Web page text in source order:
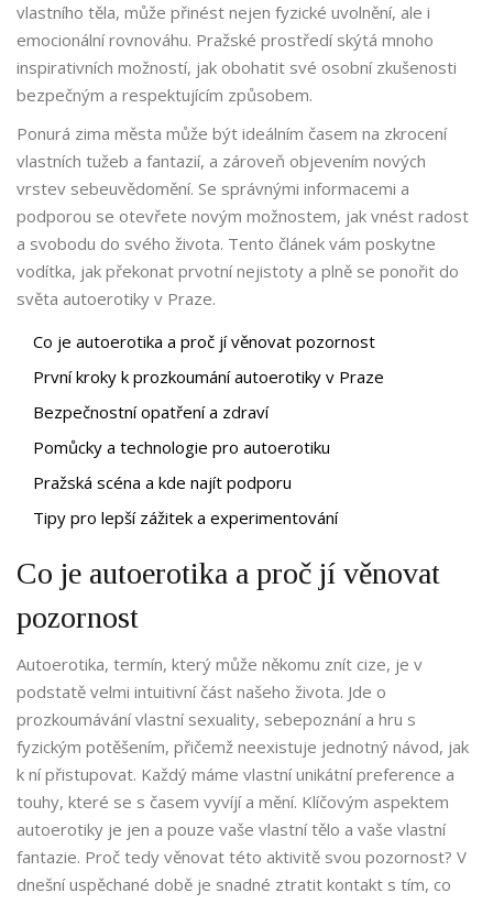
vlastního těla, může přinést nejen fyzické uvolnění, ale i
emocionální rovnováhu. Pražské prostředí skýtá mnoho
inspirativních možností, jak obohatit své osobní zkušenosti
bezpečným a respektujícím způsobem.
Ponurá zima města může být ideálním časem na zkrocení
vlastních tužeb a fantazií, a zároveň objevením nových
vrstev sebeuvědomění. Se správnými informacemi a
podporou se otevřete novým možnostem, jak vnést radost
a svobodu do svého života. Tento článek vám poskytne
vodítka, jak překonat prvotní nejistoty a plně se ponořit do
světa autoerotiky v Praze.
Co je autoerotika a proč jí věnovat pozornost
První kroky k prozkoumání autoerotiky v Praze
Bezpečnostní opatření a zdraví
Pomůcky a technologie pro autoerotiku
Pražská scéna a kde najít podporu
Tipy pro lepší zážitek a experimentování
Co je autoerotika a proč jí věnovat
pozornost
Autoerotika, termín, který může někomu znít cize, je v
podstatě velmi intuitivní část našeho života. Jde o
prozkoumávání vlastní sexuality, sebepoznání a hru s
fyzickým potěšením, přičemž neexistuje jednotný návod, jak
k ní přistupovat. Každý máme vlastní unikátní preference a
touhy, které se s časem vyvíjí a mění. Klíčovým aspektem
autoerotiky je jen a pouze vaše vlastní tělo a vaše vlastní
fantazie. Proč tedy věnovat této aktivitě svou pozornost? V
dnešní uspěchané době je snadné ztratit kontakt s tím, co